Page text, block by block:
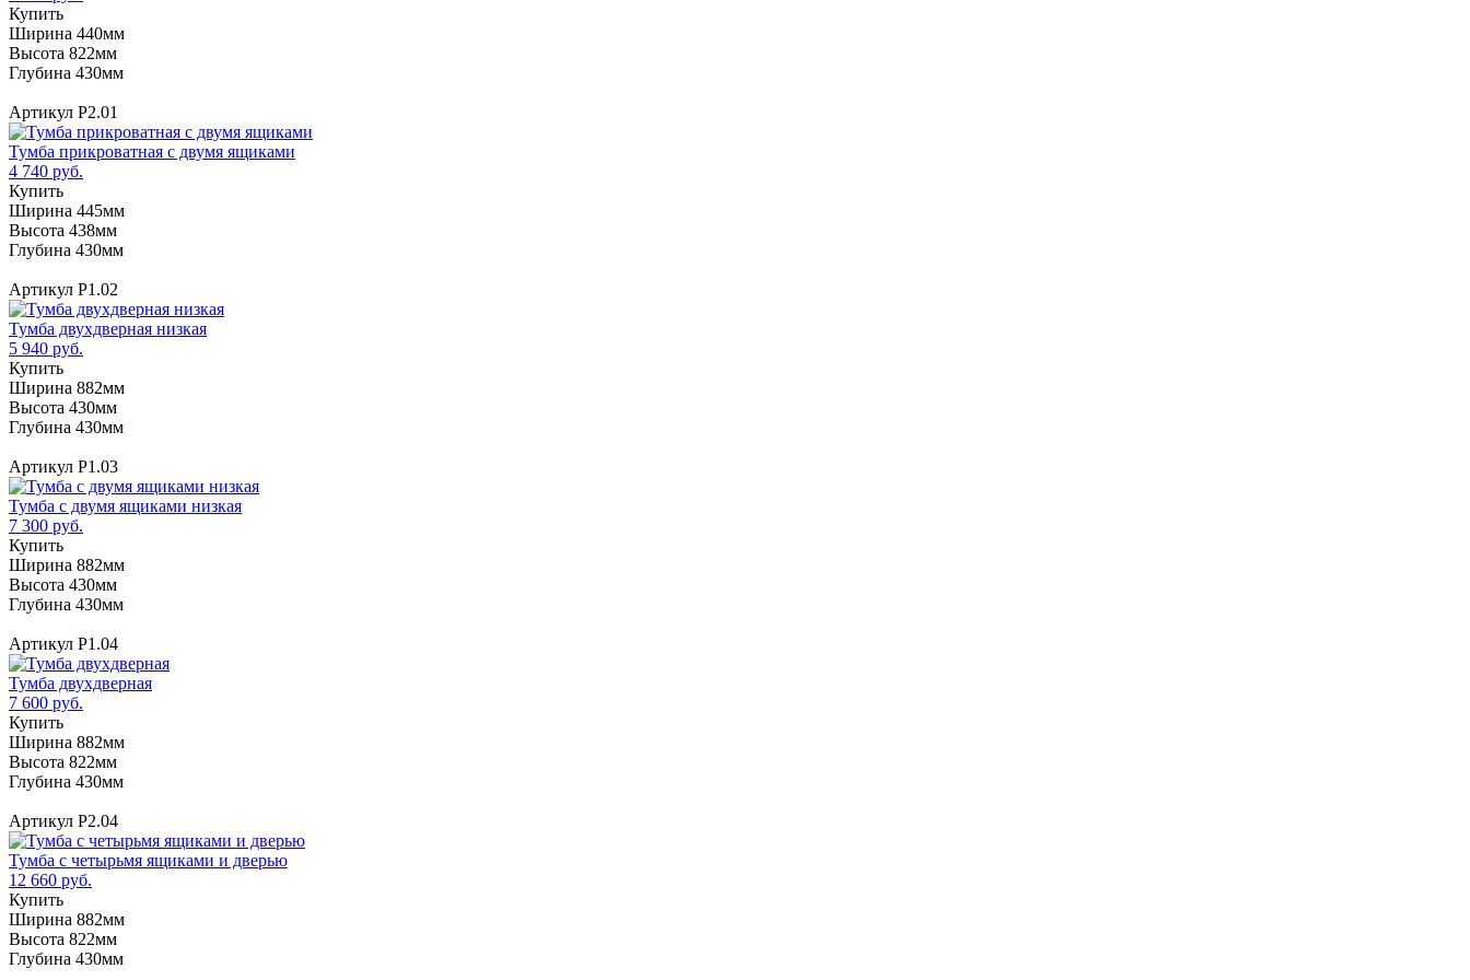
Купить
Ширина 440мм
Высота 822мм
Глубина 430мм
Артикул Р2.01
Тумба прикроватная с двумя ящиками
4 740 руб.
Купить
Ширина 445мм
Высота 438мм
Глубина 430мм
Артикул Р1.02
Тумба двухдверная низкая
5 940 руб.
Купить
Ширина 882мм
Высота 430мм
Глубина 430мм
Артикул Р1.03
Тумба с двумя ящиками низкая
7 300 руб.
Купить
Ширина 882мм
Высота 430мм
Глубина 430мм
Артикул Р1.04
Тумба двухдверная
7 600 руб.
Купить
Ширина 882мм
Высота 822мм
Глубина 430мм
Артикул Р2.04
Тумба с четырьмя ящиками и дверью
12 660 руб.
Купить
Ширина 882мм
Высота 822мм
Глубина 430мм